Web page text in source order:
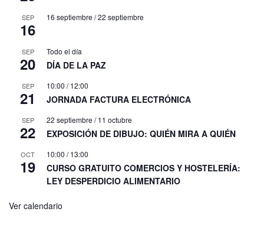
SEP
16
16 septiembre /22 septiembre
SEP
20
Todo el día
DÍA DE LA PAZ
SEP
21
10:00 /12:00
JORNADA FACTURA ELECTRÓNICA
SEP
22
22 septiembre /11 octubre
EXPOSICIÓN DE DIBUJO: QUIÉN MIRA A QUIÉN
OCT
19
10:00 /13:00
CURSO GRATUITO COMERCIOS Y HOSTELERÍA:
LEY DESPERDICIO ALIMENTARIO
Ver calendario